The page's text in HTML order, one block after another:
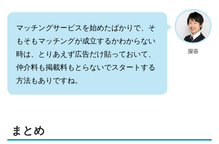
深谷
マッチングサービスを始めたばかりで、そ
もそもマッチングが成立するかわからない
時は、とりあえず広告だけ貼っておいて、
仲介料も掲載料もとらないでスタートする
方法もありですね。
まとめ